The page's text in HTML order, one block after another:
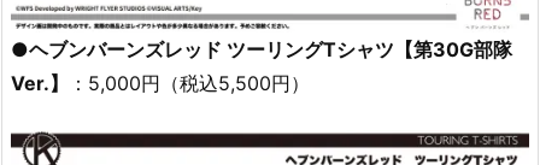
●ヘブンバーンズレッド ツーリングTシャツ【第30G部隊
Ver.】
：5,000円（税込5,500円）